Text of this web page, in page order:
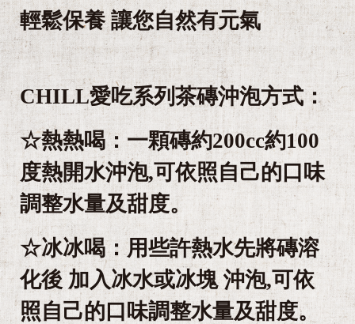
輕鬆保養 讓您自然有元氣
CHILL愛吃系列茶磚沖泡方式：
☆熱熱喝：一顆磚約200cc約100
度熱開水沖泡,可依照自己的口味
調整水量及甜度。
☆冰冰喝：用些許熱水先將磚溶
化後 加入冰水或冰塊 沖泡,可依
照自己的口味調整水量及甜度。